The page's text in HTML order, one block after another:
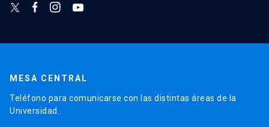
MESA CENTRAL
Teléfono para comunicarse con las distintas áreas de la
Universidad.